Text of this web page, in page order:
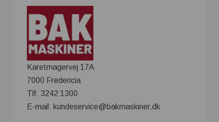
Karetmagervej 17A
7000 Fredericia
Tlf: 3242 1300
E-mail: kundeservice@bakmaskiner.dk